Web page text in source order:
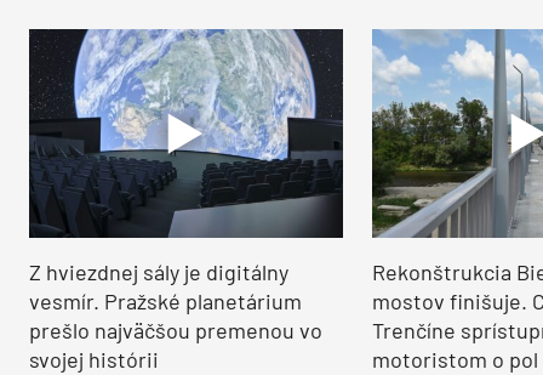
Z hviezdnej sály je digitálny
vesmír. Pražské planetárium
prešlo najväčšou premenou vo
svojej histórii
Rekonštrukcia
mostov finišuje.
Trenčíne
motoristom o pol